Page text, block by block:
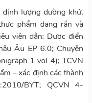
lượng đường khử,
phẩm dạng rắn và
viện dẫn: Dược điển
Âu EP 6.0; Chuyên
1 vol 4); TCVN
– xác định các thành
BYT; QCVN 4-